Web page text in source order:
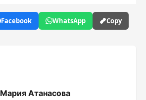
Facebook WhatsApp Copy
Мария Атанасова